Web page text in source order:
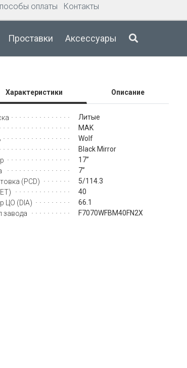
оплаты Контакты
Проставки Аксессуары
Характеристики Описание
Литые
MAK
Wolf
Black Mirror
17’’
7’’
(PCD)
5/114.3
40
ЦО (DIA)
66.1
завода
F7070WFBM40FN2X